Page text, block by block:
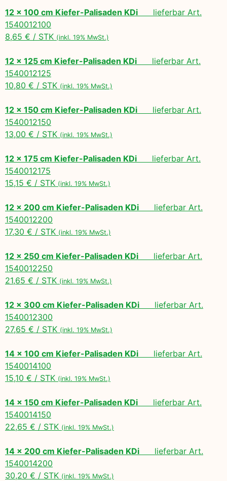
12 x 100 cm Kiefer-Palisaden KDi lieferbar Art.
1540012100
8,65 € / STK (inkl. 19% MwSt.)
12 x 125 cm Kiefer-Palisaden KDi lieferbar Art.
1540012125
10,80 € / STK (inkl. 19% MwSt.)
12 x 150 cm Kiefer-Palisaden KDi lieferbar Art.
1540012150
13,00 € / STK (inkl. 19% MwSt.)
12 x 175 cm Kiefer-Palisaden KDi lieferbar Art.
1540012175
15,15 € / STK (inkl. 19% MwSt.)
12 x 200 cm Kiefer-Palisaden KDi lieferbar Art.
1540012200
17,30 € / STK (inkl. 19% MwSt.)
12 x 250 cm Kiefer-Palisaden KDi lieferbar Art.
1540012250
21,65 € / STK (inkl. 19% MwSt.)
12 x 300 cm Kiefer-Palisaden KDi lieferbar Art.
1540012300
27,65 € / STK (inkl. 19% MwSt.)
14 x 100 cm Kiefer-Palisaden KDi lieferbar Art.
1540014100
15,10 € / STK (inkl. 19% MwSt.)
14 x 150 cm Kiefer-Palisaden KDi lieferbar Art.
1540014150
22,65 € / STK (inkl. 19% MwSt.)
14 x 200 cm Kiefer-Palisaden KDi lieferbar Art.
1540014200
30,20 € / STK (inkl. 19% MwSt.)